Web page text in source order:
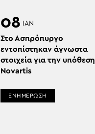
08 ΙΑΝ
Στο Ασπρόπυργο
εντοπίστηκαν άγνωστα
στοιχεία για την υπόθεση
Novartis
ΕΝΗΜΕΡΩΣΗ